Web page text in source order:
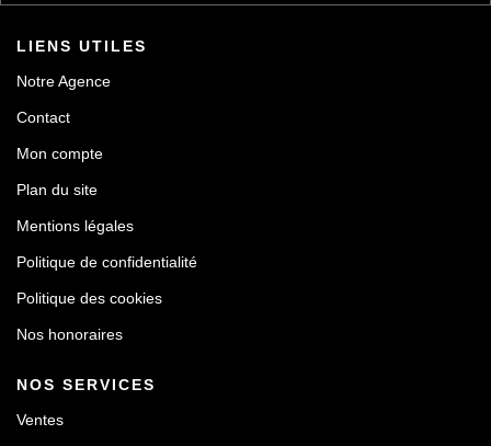
LIENS UTILES
Notre Agence
Contact
Mon compte
Plan du site
Mentions légales
Politique de confidentialité
Politique des cookies
Nos honoraires
NOS SERVICES
Ventes